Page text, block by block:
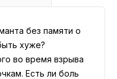
без памяти о
хуже?
во время взрыва
Есть ли боль